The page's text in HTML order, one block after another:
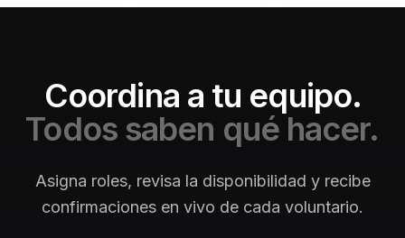
Coordina a tu equipo.
Todos saben qué hacer.
Asigna roles, revisa la disponibilidad y recibe
confirmaciones en vivo de cada voluntario.